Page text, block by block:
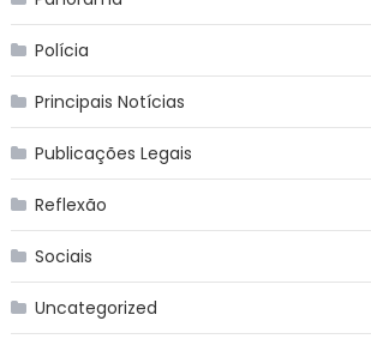
Polícia
Principais Notícias
Publicações Legais
Reflexão
Sociais
Uncategorized